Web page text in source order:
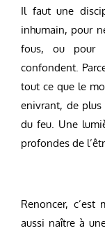
Il faut une
inhumain, pour
fous, ou pour
confondent.
tout ce que le
enivrant, de
du feu. Une
profondes de
Renoncer,
aussi naître à